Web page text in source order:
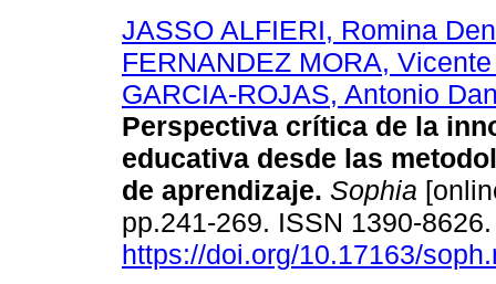
JASSO ALFIERI, Romina
FERNANDEZ MORA,
GARCIA-ROJAS, Antonio
Perspectiva crítica de la
educativa desde las
de aprendizaje. Sophia
pp.241-269. ISSN 1390-
https://doi.org/10.17163/